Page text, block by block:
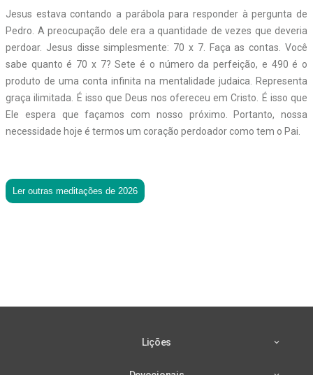
Jesus estava contando a parábola para responder à pergunta de
Pedro. A preocupação dele era a quantidade de vezes que deveria
perdoar. Jesus disse simplesmente: 70 x 7. Faça as contas. Você
sabe quanto é 70 x 7? Sete é o número da perfeição, e 490 é o
produto de uma conta infinita na mentalidade judaica. Representa
graça ilimitada. É isso que Deus nos ofereceu em Cristo. É isso que
Ele espera que façamos com nosso próximo. Portanto, nossa
necessidade hoje é termos um coração perdoador como tem o Pai.
Ler outras meditações de 2026
Lições